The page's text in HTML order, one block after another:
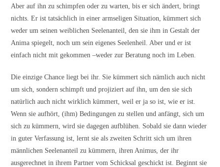
Aber auf ihn zu schimpfen oder zu warten, bis er sich ändert, bringt
nichts. Er ist tatsächlich in einer armseligen Situation, kümmert sich
weder um seinen weiblichen Seelenanteil, den sie ihm in Gestalt der
Anima spiegelt, noch um sein eigenes Seelenheil. Aber und er ist
einfach nicht mit gekommen –weder zur Beratung noch im Leben.
Die einzige Chance liegt bei ihr. Sie kümmert sich nämlich auch nicht
um sich, sondern schimpft und projiziert auf ihn, um den sie sich
natürlich auch nicht wirklich kümmert, weil er ja so ist, wie er ist.
Wenn sie aufhört, (ihm) Bedingungen zu stellen und anfängt, sich um
sich zu kümmern, wird sie dagegen aufblühen. Sobald sie dann wieder
in guter Verfassung ist, lernt sie als zweiten Schritt sich um ihren
männlichen Seelenanteil zu kümmern, ihren Animus, der ihr
ausgerechnet in ihrem Partner vom Schicksal geschickt ist. Beginnt sie